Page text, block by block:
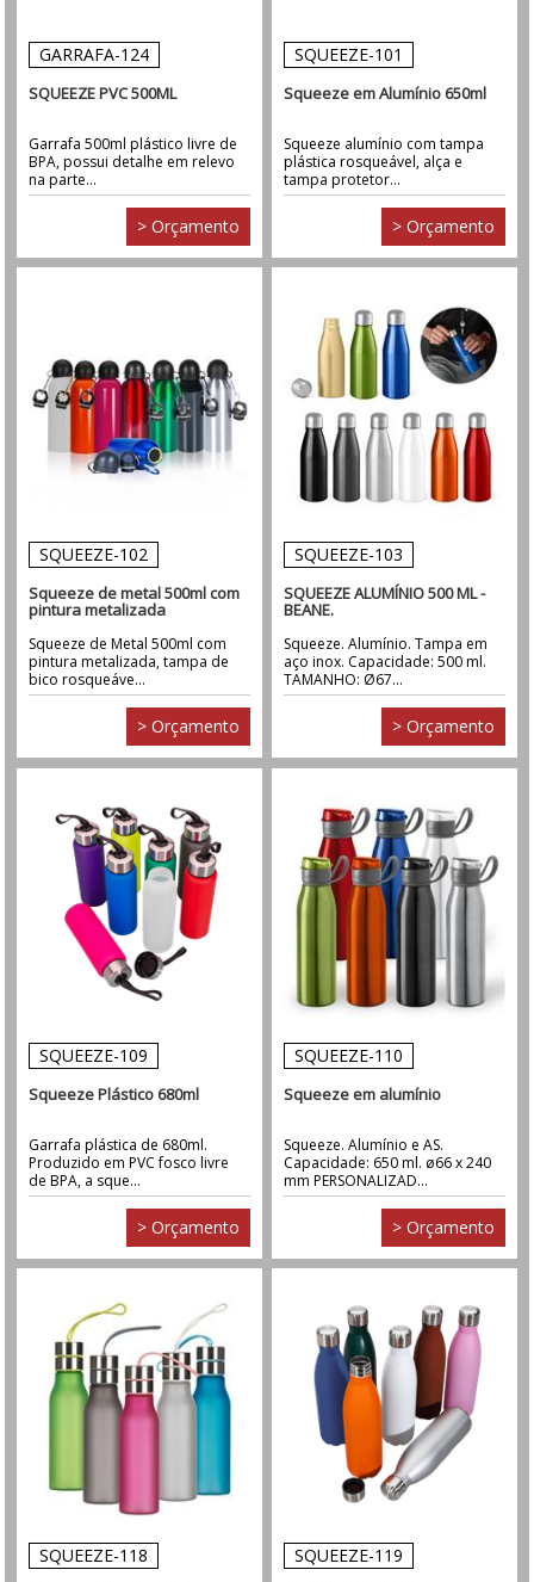
GARRAFA-124
SQUEEZE PVC 500ML
Garrafa 500ml plástico livre de
BPA, possui detalhe em relevo
na parte...
> Orçamento
SQUEEZE-101
Squeeze em Alumínio 650ml
Squeeze alumínio com tampa
plástica rosqueável, alça e
tampa protetor...
> Orçamento
SQUEEZE-102
Squeeze de metal 500ml com
pintura metalizada
Squeeze de Metal 500ml com
pintura metalizada, tampa de
bico rosqueáve...
> Orçamento
SQUEEZE-103
SQUEEZE ALUMÍNIO 500 ML -
BEANE.
Squeeze. Alumínio. Tampa em
aço inox. Capacidade: 500 ml.
TAMANHO: Ø67...
> Orçamento
SQUEEZE-109
Squeeze Plástico 680ml
Garrafa plástica de 680ml.
Produzido em PVC fosco livre
de BPA, a sque...
> Orçamento
SQUEEZE-110
Squeeze em alumínio
Squeeze. Alumínio e AS.
Capacidade: 650 ml. ø66 x 240
mm PERSONALIZAD...
> Orçamento
SQUEEZE-118 SQUEEZE-119